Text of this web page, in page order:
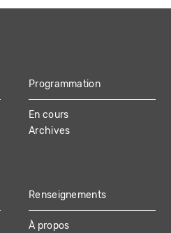
Programmation
En cours
Archives
Renseignements
À propos